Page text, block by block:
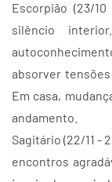
Escorpião (23/
silêncio
absorver
Em casa,
andamento.
Sagitário (22/11 -
encontros